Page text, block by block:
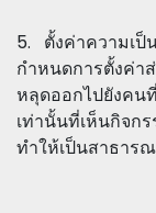
5. ตั้งค่าความเป็
กำหนดการตั้งค่า
หลุดออกไปยังคน
เท่านั้นที่เห็นกิจกร
ทำให้เป็นสาธาร